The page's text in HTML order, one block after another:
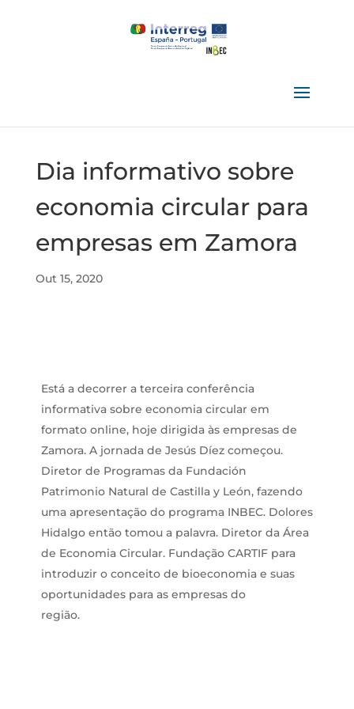
Dia informativo sobre
economia circular para
empresas em Zamora
Out 15, 2020
Está a decorrer a terceira conferência
informativa sobre economia circular em
formato online, hoje dirigida às empresas de
Zamora. A jornada de Jesús Díez começou.
Diretor de Programas da Fundación
Patrimonio Natural de Castilla y León, fazendo
uma apresentação do programa INBEC. Dolores
Hidalgo então tomou a palavra. Diretor da Área
de Economia Circular. Fundação CARTIF para
introduzir o conceito de bioeconomia e suas
oportunidades para as empresas do
região.